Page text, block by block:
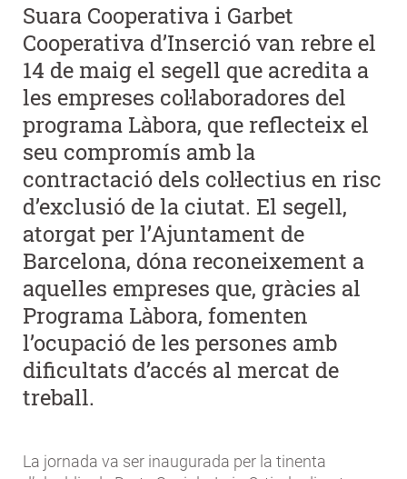
Suara Cooperativa i Garbet
Cooperativa d’Inserció van rebre el
14 de maig el segell que acredita a
les empreses col·laboradores del
programa Làbora, que reflecteix el
seu compromís amb la
contractació dels col·lectius en risc
d’exclusió de la ciutat. El segell,
atorgat per l’Ajuntament de
Barcelona, dóna reconeixement a
aquelles empreses que, gràcies al
Programa Làbora, fomenten
l’ocupació de les persones amb
dificultats d’accés al mercat de
treball.
La jornada va ser inaugurada per la tinenta